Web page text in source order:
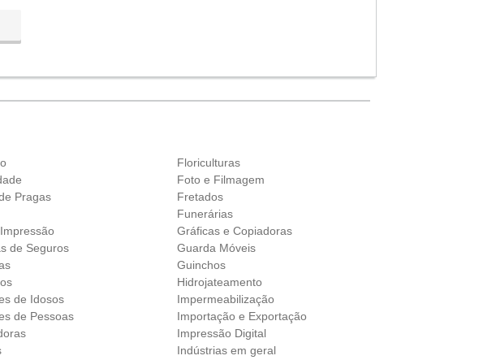
Pragas
de Seguros
de Idosos
de Pessoas
Floriculturas
Foto e Filmagem
Fretados
Funerárias
Gráficas e Copiadoras
Guarda Móveis
Guinchos
Hidrojateamento
Impermeabilização
Importação e Exportação
Impressão Digital
Indústrias em geral